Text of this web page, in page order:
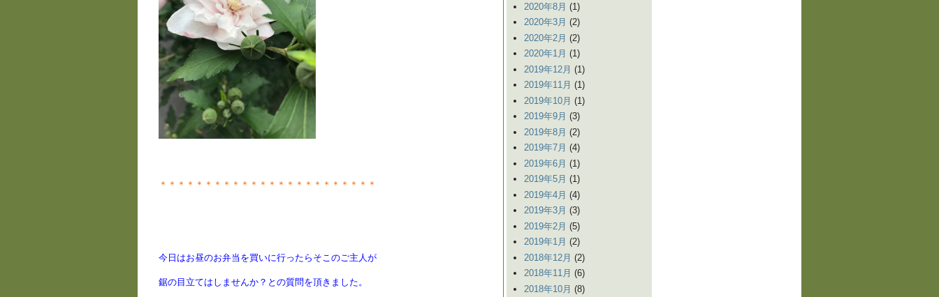
＊＊＊＊＊＊＊＊＊＊＊＊＊＊＊＊＊＊＊＊＊＊＊＊
今日はお昼のお弁当を買いに行ったらそこのご主人が
鋸の目立てはしませんか？との質問を頂きました。
2020年8月 (1)
2020年3月 (2)
2020年2月 (2)
2020年1月 (1)
2019年12月 (1)
2019年11月 (1)
2019年10月 (1)
2019年9月 (3)
2019年8月 (2)
2019年7月 (4)
2019年6月 (1)
2019年5月 (1)
2019年4月 (4)
2019年3月 (3)
2019年2月 (5)
2019年1月 (2)
2018年12月 (2)
2018年11月 (6)
2018年10月 (8)